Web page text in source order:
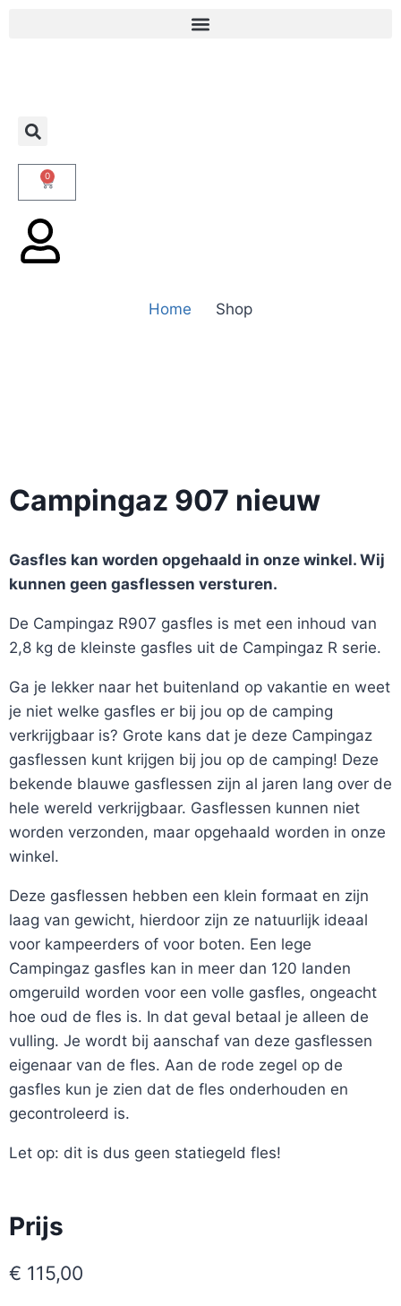
0
Home Shop
Campingaz 907 nieuw
Gasfles kan worden opgehaald in onze winkel. Wij
kunnen geen gasflessen versturen.
De Campingaz R907 gasfles is met een inhoud van
2,8 kg de kleinste gasfles uit de Campingaz R serie.
Ga je lekker naar het buitenland op vakantie en weet
je niet welke gasfles er bij jou op de camping
verkrijgbaar is? Grote kans dat je deze Campingaz
gasflessen kunt krijgen bij jou op de camping! Deze
bekende blauwe gasflessen zijn al jaren lang over de
hele wereld verkrijgbaar. Gasflessen kunnen niet
worden verzonden, maar opgehaald worden in onze
winkel.
Deze gasflessen hebben een klein formaat en zijn
laag van gewicht, hierdoor zijn ze natuurlijk ideaal
voor kampeerders of voor boten. Een lege
Campingaz gasfles kan in meer dan 120 landen
omgeruild worden voor een volle gasfles, ongeacht
hoe oud de fles is. In dat geval betaal je alleen de
vulling. Je wordt bij aanschaf van deze gasflessen
eigenaar van de fles. Aan de rode zegel op de
gasfles kun je zien dat de fles onderhouden en
gecontroleerd is.
Let op: dit is dus geen statiegeld fles!
Prijs
€ 115,00